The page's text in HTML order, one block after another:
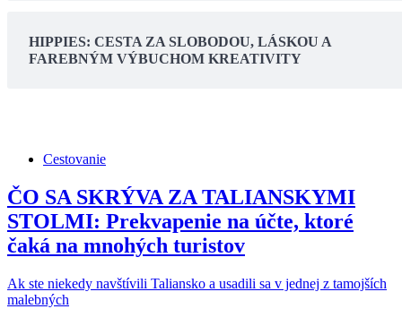
HIPPIES: CESTA ZA SLOBODOU, LÁSKOU A
FAREBNÝM VÝBUCHOM KREATIVITY
Cestovanie
ČO SA SKRÝVA ZA TALIANSKYMI
STOLMI: Prekvapenie na účte, ktoré
čaká na mnohých turistov
Ak ste niekedy navštívili Taliansko a usadili sa v jednej z tamojších
malebných